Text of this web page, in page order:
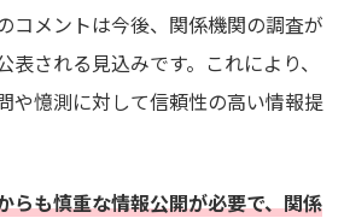
コメントは今後、関係機関の調査が
される見込みです。これにより、
や憶測に対して信頼性の高い情報提
らも慎重な情報公開が必要で、関係